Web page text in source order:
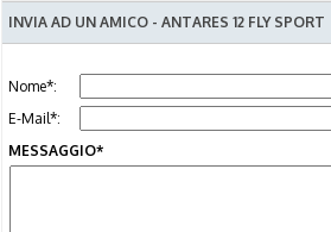
INVIA AD UN AMICO - ANTARES 12 FLY SPORT
Nome*:
E-Mail*:
MESSAGGIO*